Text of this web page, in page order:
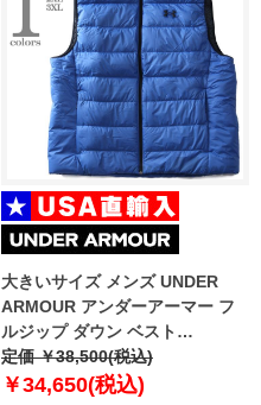
大きいサイズ メンズ UNDER
ARMOUR アンダーアーマー フ
ルジップ ダウン ベスト
LEGEND DOWN VEST USA直輸
入 1385838-432
定価 ￥38,500(税込)
￥34,650(税込)